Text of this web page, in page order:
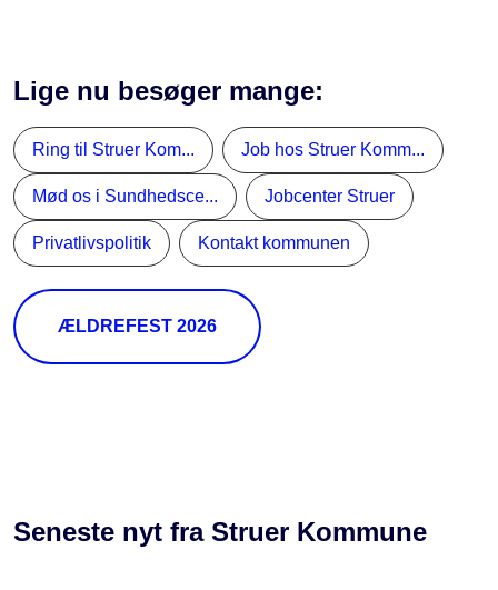
Lige nu besøger mange:
Ring til Struer Kom... Job hos Struer Komm...
Mød os i Sundhedsce... Jobcenter Struer
Privatlivspolitik Kontakt kommunen
ÆLDREFEST 2026
Seneste nyt fra Struer Kommune